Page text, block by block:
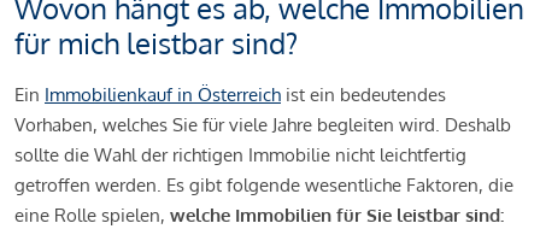
Wovon hängt es ab, welche Immobilien
für mich leistbar sind?
Ein Immobilienkauf in Österreich ist ein bedeutendes
Vorhaben, welches Sie für viele Jahre begleiten wird. Deshalb
sollte die Wahl der richtigen Immobilie nicht leichtfertig
getroffen werden. Es gibt folgende wesentliche Faktoren, die
eine Rolle spielen, welche Immobilien für Sie leistbar sind: